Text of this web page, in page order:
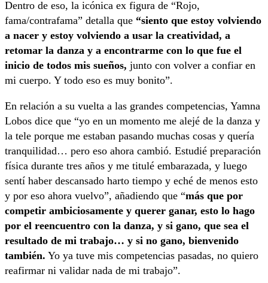
Dentro de eso, la icónica ex figura de “Rojo,
fama/contrafama” detalla que “siento que estoy volviendo
a nacer y estoy volviendo a usar la creatividad, a
retomar la danza y a encontrarme con lo que fue el
inicio de todos mis sueños, junto con volver a confiar en
mi cuerpo. Y todo eso es muy bonito”.
En relación a su vuelta a las grandes competencias, Yamna
Lobos dice que “yo en un momento me alejé de la danza y
la tele porque me estaban pasando muchas cosas y quería
tranquilidad… pero eso ahora cambió. Estudié preparación
física durante tres años y me titulé embarazada, y luego
sentí haber descansado harto tiempo y eché de menos esto
y por eso ahora vuelvo”, añadiendo que “más que por
competir ambiciosamente y querer ganar, esto lo hago
por el reencuentro con la danza, y si gano, que sea el
resultado de mi trabajo… y si no gano, bienvenido
también. Yo ya tuve mis competencias pasadas, no quiero
reafirmar ni validar nada de mi trabajo”.